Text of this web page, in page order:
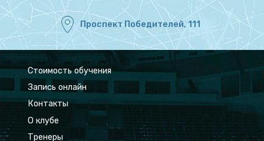
Проспект Победителей, 111
Стоимость обучения
Запись онлайн
Контакты
О клубе
Тренеры